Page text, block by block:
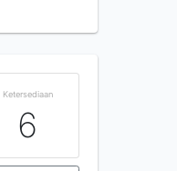
Ketersediaan
6